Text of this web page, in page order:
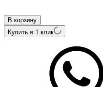
В корзину
Купить в 1 клик